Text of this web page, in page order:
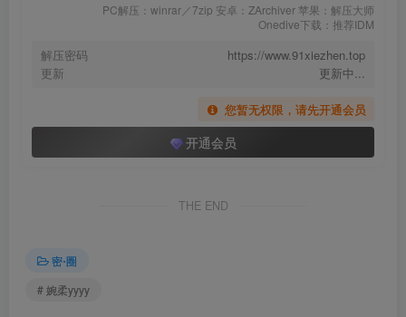
PC解压：winrar／7zip 安卓：ZArchiver 苹果：解压大师
Onedive下载：推荐IDM
解压密码
https://www.91xiezhen.top
更新
更新中...
您暂无权限，请先开通会员
开通会员
THE END
密⋅圈
# 婉柔yyyy